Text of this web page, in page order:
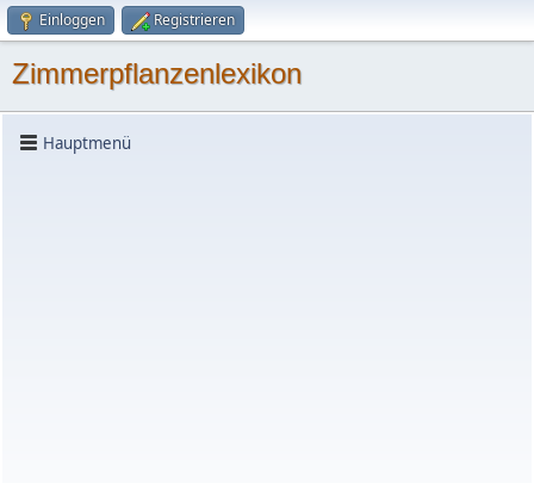
Einloggen Registrieren
Zimmerpflanzenlexikon
Hauptmenü